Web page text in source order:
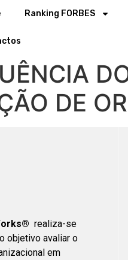
Ranking FORBES
DE
realiza-se
objetivo avaliar o
em